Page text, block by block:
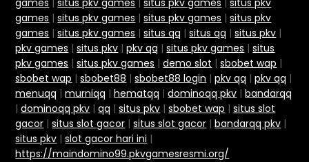
games |situs pkv games |situs pkv games |situs pkv
games |situs pkv games |situs pkv games |situs pkv
games |situs pkv games |situs qq |situs qq |situs pkv |
pkv games |situs pkv |pkv qq |situs pkv games |situs
pkv games |situs pkv games |demo slot |sbobet wap |
sbobet wap |sbobet88 |sbobet88 login |pkv qq |pkv qq |
menuqq |murniqq |hematqq |dominoqq pkv |bandarqq
|dominoqq pkv |qq |situs pkv |sbobet wap |situs slot
gacor |situs slot gacor |situs slot gacor |bandarqq pkv |
situs pkv |slot gacor hari ini |
https://maindomino99.pkvgamesresmi.org/